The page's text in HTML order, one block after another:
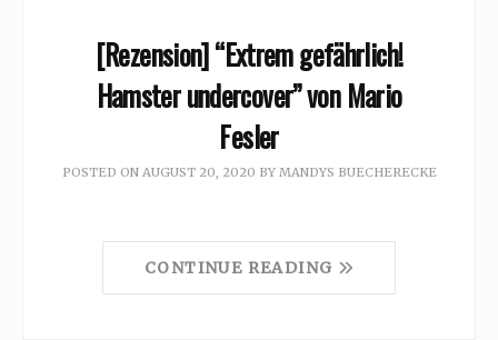
[Rezension] “Extrem gefährlich!
Hamster undercover” von Mario
Fesler
POSTED ON AUGUST 20, 2020 BY MANDYS BUECHERECKE
CONTINUE READING